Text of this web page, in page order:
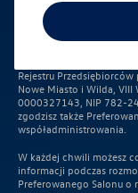
marki Volkswagen
potwierdzimy Twoje
Twoich danych jest
Rejestru
Nowe Miasto i Wilda, VIII
0000327143, NIP 782-
zgodzisz także
współadministrowania.
W każdej chwili możesz
informacji podczas
Preferowanego Salonu o